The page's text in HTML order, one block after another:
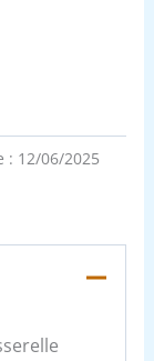
: 12/06/2025